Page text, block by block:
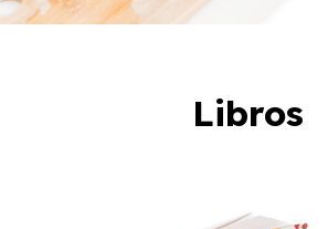
Libros